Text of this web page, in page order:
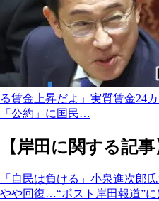
る賃金上昇だよ」実質賃金24
「公約」に国民…
【岸田に関する記事
「自民は負ける」小泉進次郎
やや回復…“ポスト岸田報道”